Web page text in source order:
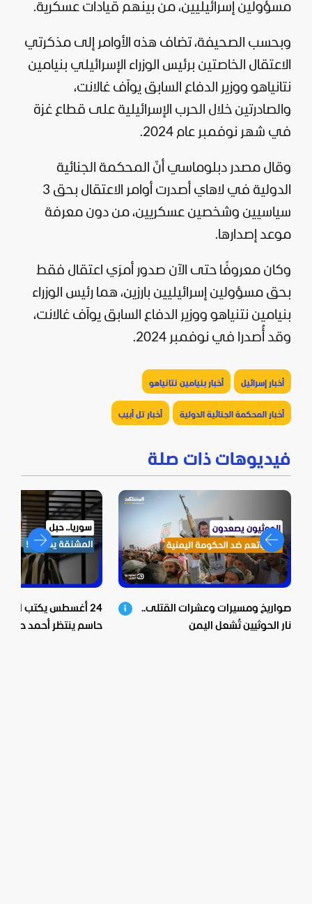
مسؤولين إسرائيليين، من بينهم قيادات عسكرية.
وبحسب الصحيفة، تضاف هذه الأوامر إلى مذكرتي
الاعتقال الخاصتين برئيس الوزراء الإسرائيلي بنيامين
نتانياهو ووزير الدفاع السابق يوآف غالانت،
والصادرتين خلال الحرب الإسرائيلية على قطاع غزة
في شهر نوفمبر عام 2024.
وقال مصدر دبلوماسي أنّ المحكمة الجنائية
الدولية في لاهاي أصدرت أوامر الاعتقال بحق 3
سياسيين وشخصين عسكريين، من دون معرفة
موعد إصدارها.
وكان معروفًا حتى الآن صدور أمرَي اعتقال فقط
بحق مسؤولين إسرائيليين بارزين، هما رئيس الوزراء
بنيامين نتنياهو ووزير الدفاع السابق يوآف غالانت،
وقد أُصدرا في نوفمبر 2024.
أخبار إسرائيل أخبار بنيامين نتانياهو
أخبار المحكمة الجنائية الدولية أخبار تل أبيب
فيديوهات ذات صلة
صواريخ ومسيرات وعشرات القتلى..
نار الحوثيين تُشعل اليمن
24 أغسطس يكتب
حاسم ينتظر أحمد